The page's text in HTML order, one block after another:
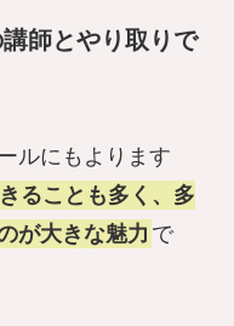
師とやり取りで
ルにもよります
ることも多く、多
が大きな魅力 で